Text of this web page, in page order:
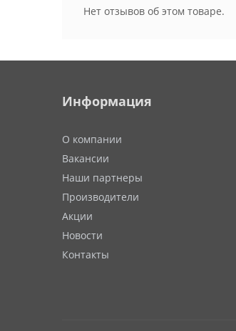
Нет отзывов об этом товаре.
Информация
О компании
Вакансии
Наши партнеры
Производители
Акции
Новости
Контакты